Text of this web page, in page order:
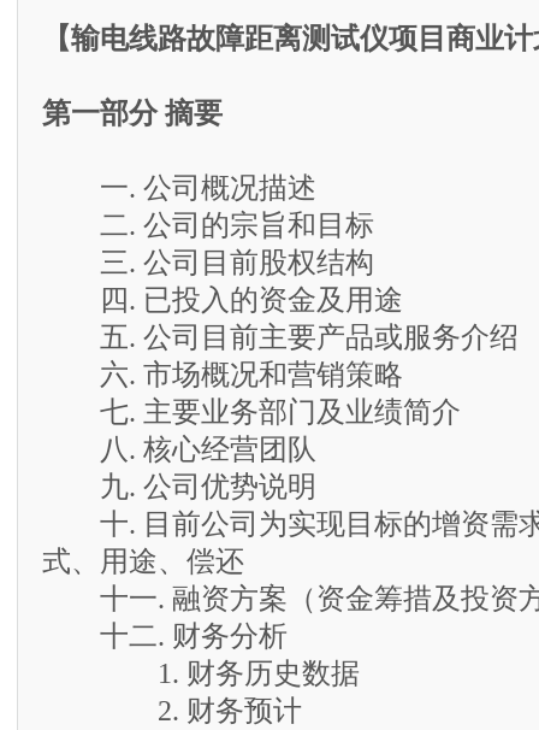
【输电线路故障距离测试仪项目商业
第一部分 摘要
一. 公司概况描述
二. 公司的宗旨和目标
三. 公司目前股权结构
四. 已投入的资金及用途
五. 公司目前主要产品或服务介绍
六. 市场概况和营销策略
七. 主要业务部门及业绩简介
八. 核心经营团队
九. 公司优势说明
十. 目前公司为实现目标的增资需
式、用途、偿还
十一. 融资方案（资金筹措及投资
十二. 财务分析
1. 财务历史数据
2. 财务预计